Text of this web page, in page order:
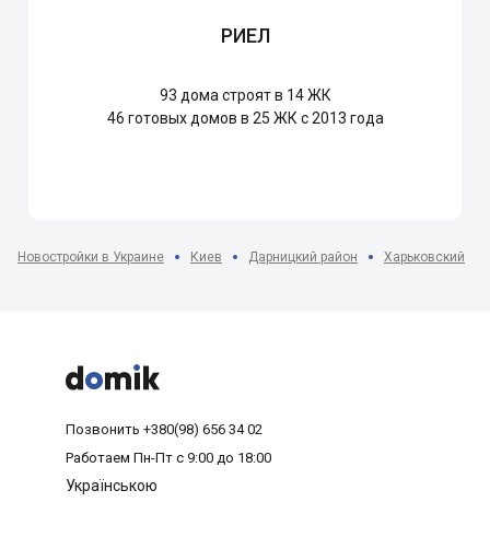
РИЕЛ
93 дома строят в 14 ЖК
46 готовых домов в 25 ЖК с 2013 года
Новостройки в Украине Киев Дарницкий район Харьковский



Позвонить +380(98) 656 34 02
Работаем Пн-Пт с 9:00 до 18:00
Українською